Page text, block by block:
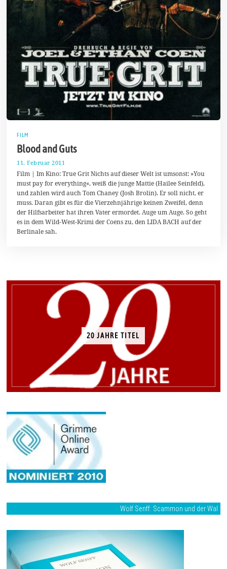
FILM
Blood and Guts
11. Februar 2011
0
.
M
a
i
0
2
Film | Im Kino: True Grit Nichts auf dieser Welt ist umsonst: »You
must pay for everything«, weiß die junge Mattie (Hailee Seinfeld),
und zahlen wird auch Tom Chaney (Josh Brolin). Er soll nicht, er
muss. Daran gibt es für die Vierzehnjährige keinen Zweifel, denn
der Hilfsarbeiter hat ihren Vater ermordet. Auge um Auge. So geht
es in dem Wild-West-Krimi der Coens zu, den LIDA BACH auf der
Berlinale sah.
20 JAHRE TITEL
Wolf Senff: Scammon und der Wal